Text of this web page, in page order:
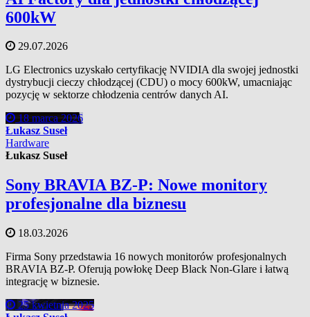
600kW
29.07.2026
LG Electronics uzyskało certyfikację NVIDIA dla swojej jednostki
dystrybucji cieczy chłodzącej (CDU) o mocy 600kW, umacniając
pozycję w sektorze chłodzenia centrów danych AI.
18 marca 2026
Łukasz Suseł
Hardware
Łukasz Suseł
Sony BRAVIA BZ-P: Nowe monitory
profesjonalne dla biznesu
18.03.2026
Firma Sony przedstawia 16 nowych monitorów profesjonalnych
BRAVIA BZ-P. Oferują powłokę Deep Black Non-Glare i łatwą
integrację w biznesie.
25 kwietnia 2025